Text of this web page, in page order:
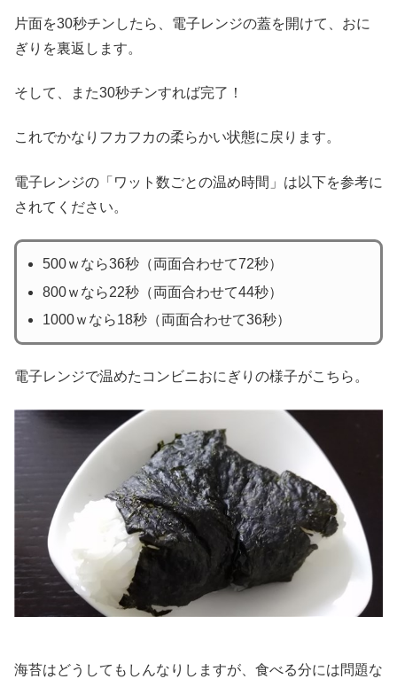
片面を30秒チンしたら、電子レンジの蓋を開けて、おに
ぎりを裏返します。
そして、また30秒チンすれば完了！
これでかなりフカフカの柔らかい状態に戻ります。
電子レンジの「ワット数ごとの温め時間」は以下を参考に
されてください。
500ｗなら36秒（両面合わせて72秒）
800ｗなら22秒（両面合わせて44秒）
1000ｗなら18秒（両面合わせて36秒）
電子レンジで温めたコンビニおにぎりの様子がこちら。
海苔はどうしてもしんなりしますが、食べる分には問題な